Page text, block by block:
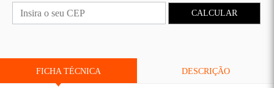
CALCULAR
FICHA TÉCNICA DESCRIÇÃO